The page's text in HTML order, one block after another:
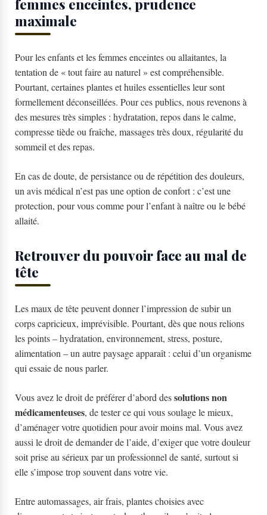
femmes enceintes, prudence
maximale
Pour les enfants et les femmes enceintes ou allaitantes, la
tentation de « tout faire au naturel » est compréhensible.
Pourtant, certaines plantes et huiles essentielles leur sont
formellement déconseillées. Pour ces publics, nous revenons à
des mesures très simples : hydratation, repos dans le calme,
compresse tiède ou fraîche, massages très doux, régularité du
sommeil et des repas.
En cas de doute, de persistance ou de répétition des douleurs,
un avis médical n’est pas une option de confort : c’est une
protection, pour vous comme pour l’enfant à naître ou le bébé
allaité.
Retrouver du pouvoir face au mal de
tête
Les maux de tête peuvent donner l’impression de subir un
corps capricieux, imprévisible. Pourtant, dès que nous relions
les points – hydratation, environnement, stress, posture,
alimentation – un autre paysage apparaît : celui d’un organisme
qui essaie de nous parler.
Vous avez le droit de préférer d’abord dessolutions non
médicamenteuses, de tester ce qui vous soulage le mieux,
d’aménager votre quotidien pour avoir moins mal. Vous avez
aussi le droit de demander de l’aide, d’exiger que votre douleur
soit prise au sérieux par un professionnel de santé, surtout si
elle s’impose trop souvent dans votre vie.
Entre automassages, air frais, plantes choisies avec